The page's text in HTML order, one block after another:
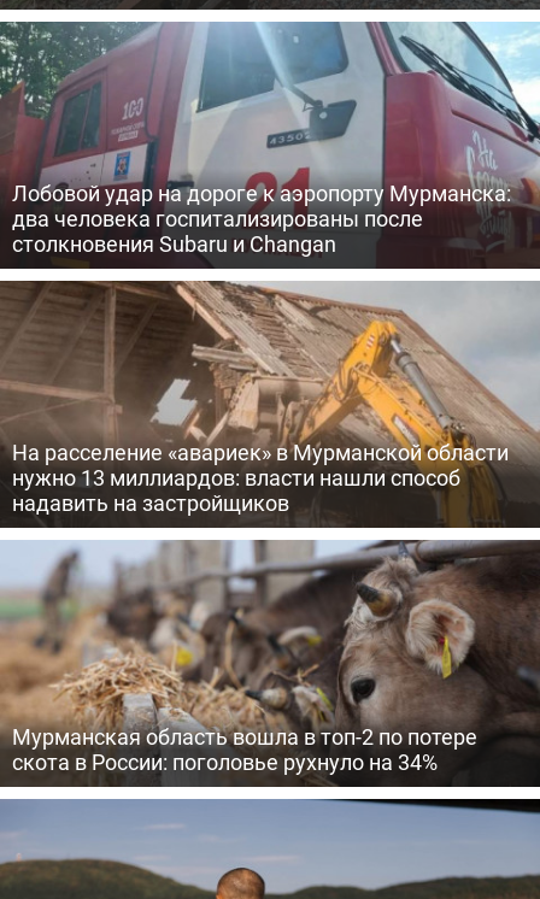
Лобовой удар на дороге к аэропорту Мурманска:
два человека госпитализированы после
столкновения Subaru и Changan
На расселение «авариек» в Мурманской области
нужно 13 миллиардов: власти нашли способ
надавить на застройщиков
Мурманская область вошла в топ-2 по потере
скота в России: поголовье рухнуло на 34%